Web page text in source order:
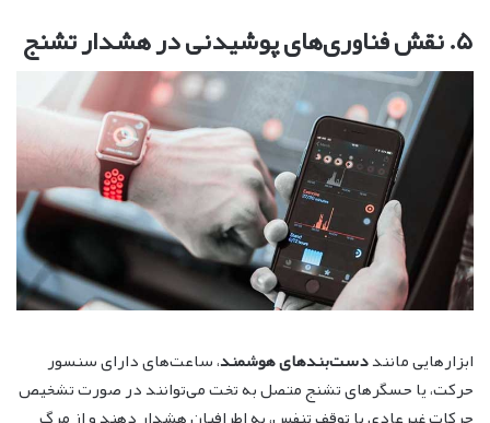
۵. نقش فناوری‌های پوشیدنی در هشدار تشنج
ابزارهایی ماننددست‌بندهای هوشمند، ساعت‌های دارای سنسور
حرکت، یا حسگرهای تشنج متصل به تخت می‌توانند در صورت تشخیص